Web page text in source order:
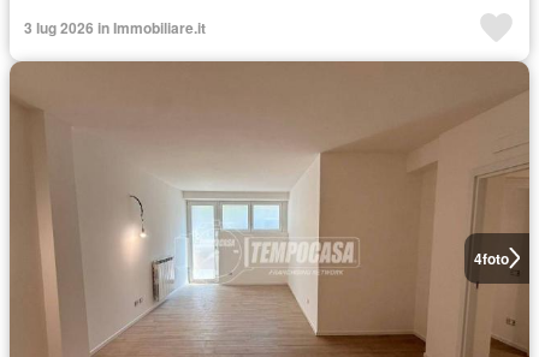
3 lug 2026 in Immobiliare.it
4foto